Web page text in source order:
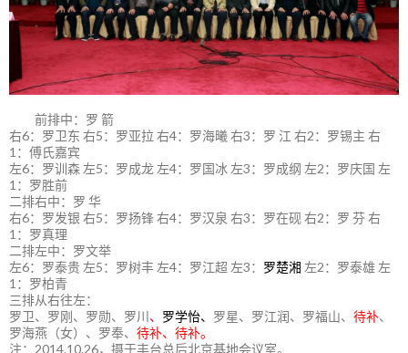
前排中：罗 箭
右6：罗卫东 右5：罗亚拉 右4：罗海曦 右3：罗 江 右2：罗锡主 右
1：傅氏嘉宾
左6：罗训森 左5：罗成龙 左4：罗国冰 左3：罗成纲 左2：罗庆国 左
1：罗胜前
二排右中：罗 华
右6：罗发银 右5：罗扬锋 右4：罗汉泉 右3：罗在砚 右2：罗 芬 右
1：罗真理
二排左中：罗文举
左6：罗泰贵 左5：罗树丰 左4：罗江超 左3： 罗楚湘 左2：罗泰雄 左
1：罗柏青
三排从右往左：
罗卫、罗刚、罗勋、罗川 、 罗学怡、 罗星、罗江润、罗福山、 待补、
罗海燕（女）、罗奉、 待补、待补。
注：2014.10.26，摄于丰台总后北京基地会议室。